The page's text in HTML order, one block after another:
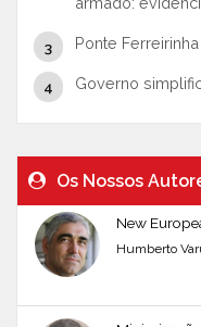
Ponte
Governo
Os Nossos
New
Humberto